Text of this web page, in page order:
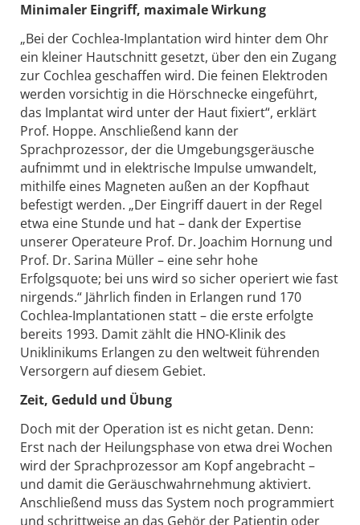
Minimaler Eingriff, maximale Wirkung
„Bei der Cochlea-Implantation wird hinter dem Ohr
ein kleiner Hautschnitt gesetzt, über den ein Zugang
zur Cochlea geschaffen wird. Die feinen Elektroden
werden vorsichtig in die Hörschnecke eingeführt,
das Implantat wird unter der Haut fixiert“, erklärt
Prof. Hoppe. Anschließend kann der
Sprachprozessor, der die Umgebungsgeräusche
aufnimmt und in elektrische Impulse umwandelt,
mithilfe eines Magneten außen an der Kopfhaut
befestigt werden. „Der Eingriff dauert in der Regel
etwa eine Stunde und hat – dank der Expertise
unserer Operateure Prof. Dr. Joachim Hornung und
Prof. Dr. Sarina Müller – eine sehr hohe
Erfolgsquote; bei uns wird so sicher operiert wie fast
nirgends.“ Jährlich finden in Erlangen rund 170
Cochlea-Implantationen statt – die erste erfolgte
bereits 1993. Damit zählt die HNO-Klinik des
Uniklinikums Erlangen zu den weltweit führenden
Versorgern auf diesem Gebiet.
Zeit, Geduld und Übung
Doch mit der Operation ist es nicht getan. Denn:
Erst nach der Heilungsphase von etwa drei Wochen
wird der Sprachprozessor am Kopf angebracht –
und damit die Geräuschwahrnehmung aktiviert.
Anschließend muss das System noch programmiert
und schrittweise an das Gehör der Patientin oder